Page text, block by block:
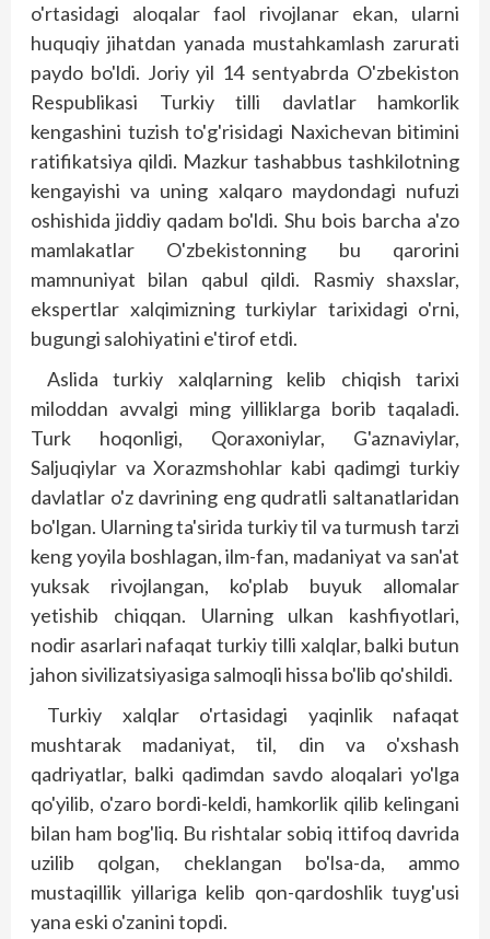
o'rtasidagi aloqalar faol rivojlanar ekan, ularni
huquqiy jihatdan yanada mustahkamlash zarurati
paydo bo'ldi. Joriy yil 14 sentyabrda O'zbekiston
Respublikasi Turkiy tilli davlatlar hamkorlik
kengashini tuzish to'g'risidagi Naxichevan bitimini
ratifikatsiya qildi. Mazkur tashabbus tashkilotning
kengayishi va uning xalqaro maydondagi nufuzi
oshishida jiddiy qadam bo'ldi. Shu bois barcha a'zo
mamlakatlar O'zbekistonning bu qarorini
mamnuniyat bilan qabul qildi. Rasmiy shaxs­lar,
ekspertlar xal­qimizning turkiylar tarixidagi o'rni,
bugungi salohiyatini e'tirof etdi.
Aslida turkiy xalqlarning kelib chiqish tarixi
miloddan avvalgi ming yilliklarga borib taqaladi.
Turk hoqonligi, Qoraxoniylar, G'aznaviylar,
Saljuqiylar va Xorazmshohlar kabi qadimgi turkiy
davlatlar o'z davrining eng qudratli saltanatlaridan
bo'lgan. Ularning ta'sirida turkiy til va turmush tarzi
keng yoyila boshlagan, ilm-fan, madaniyat va san'at
yuksak rivojlangan, ko'plab buyuk allomalar
yetishib chiqqan. Ularning ulkan kashfiyotlari,
nodir asarlari nafaqat turkiy tilli xalqlar, balki butun
jahon sivilizatsiyasiga salmoqli hissa bo'lib qo'shildi.
Turkiy xalqlar o'rtasidagi yaqinlik nafaqat
mushtarak madaniyat, til, din va o'xshash
qadriyatlar, balki qadimdan savdo aloqalari yo'lga
qo'yilib, o'zaro bordi-keldi, hamkorlik qilib kelingani
bilan ham bog'liq. Bu rishtalar sobiq ittifoq davrida
uzilib qolgan, cheklangan bo'lsa-da, ammo
mustaqillik yillariga kelib qon-qardoshlik tuyg'usi
yana eski o'zanini topdi.